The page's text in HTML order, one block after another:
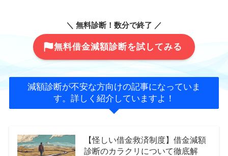
＼ 無料診断！数分で終了 ／
無料借金減額診断を試してみる
減額診断が不安な方向けの記事になっていま
す。詳しく紹介していますよ！
【怪しい借金救済制度】借金減額
診断のカラクリについて徹底解